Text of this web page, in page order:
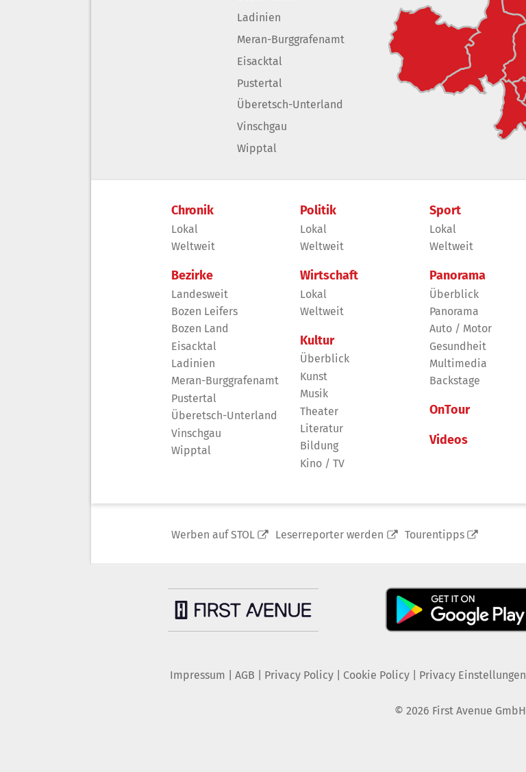
Ladinien
Meran-Burggrafenamt
Eisacktal
Pustertal
Überetsch-Unterland
Vinschgau
Wipptal
Chronik
Lokal
Weltweit
Bezirke
Landesweit
Bozen Leifers
Bozen Land
Eisacktal
Ladinien
Meran-Burggrafenamt
Pustertal
Überetsch-Unterland
Vinschgau
Wipptal
Politik
Lokal
Weltweit
Wirtschaft
Lokal
Weltweit
Kultur
Überblick
Kunst
Musik
Theater
Literatur
Bildung
Kino / TV
Sport
Lokal
Weltweit
Panorama
Überblick
Panorama
Auto / Motor
Gesundheit
Multimedia
Backstage
OnTour
Videos
Werben auf STOL Leserreporter werden Tourentipps
Impressum AGB Privacy Policy| Cookie Policy| Privacy Einstellungen
© 2026 First Avenue GmbH